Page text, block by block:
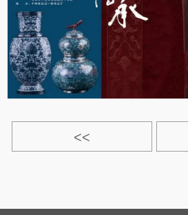
<<